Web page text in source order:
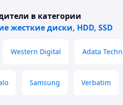
в категории
жесткие диски, HDD, SSD
Western Digital Adata
Samsung Verbatim